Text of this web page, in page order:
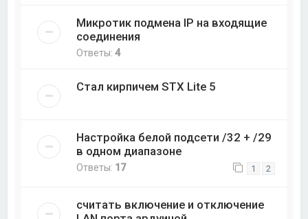
Микротик подмена IP на входящие
соединения
Ответы:4
Стал кирпичем STX Lite 5
Настройка белой подсети /32 + /29
в одном диапазоне
Ответы: 17 1 2
считать включение и отключение